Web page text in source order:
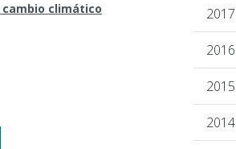
2017
2016
2015
2014
climático